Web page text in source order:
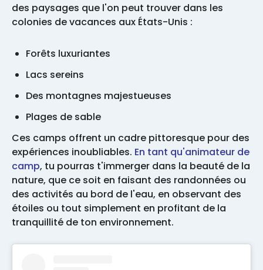
des paysages que l'on peut trouver dans les
colonies de vacances aux États-Unis :
Forêts luxuriantes
Lacs sereins
Des montagnes majestueuses
Plages de sable
Ces camps offrent un cadre pittoresque pour des
expériences inoubliables. En tant qu'animateur de
camp, tu pourras t'immerger dans la beauté de la
nature, que ce soit en faisant des randonnées ou
des activités au bord de l'eau, en observant des
étoiles ou tout simplement en profitant de la
tranquillité de ton environnement.